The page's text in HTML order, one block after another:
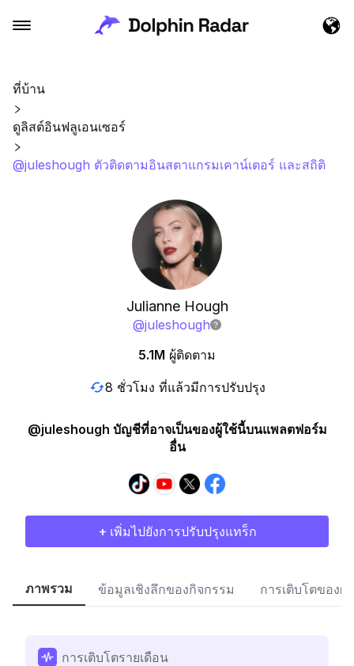
ที่บ้าน
ดูลิสต์อินฟลูเอนเซอร์
@juleshough ตัวติดตามอินสตาแกรมเคาน์เตอร์ และสถิติ
Julianne Hough
@juleshough
5.1M ผู้ติดตาม
8 ชั่วโมง ที่แล้วมีการปรับปรุง
@juleshough บัญชีที่อาจเป็นของผู้ใช้นี้บนแพลตฟอร์ม
อื่น
+ เพิ่มไปยังการปรับปรุงแทร็ก
ภาพรวม ข้อมูลเชิงลึกของกิจกรรม การเติบโตของผู้
การเติบโตรายเดือน